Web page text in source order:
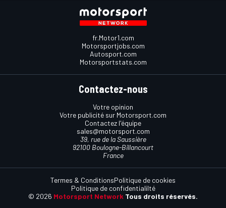
fr.Motor1.com
Motorsportjobs.com
Autosport.com
Motorsportstats.com
Contactez-nous
Votre opinion
Votre publicité sur Motorsport.com
Contactez l'équipe
sales@motorsport.com
39, rue de la Saussière
92100 Boulogne-Billancourt
France
© 2026 Motorsport Network Tous droits réservés.
Termes & ConditionsPolitique de cookies
Politique de confidentialilté